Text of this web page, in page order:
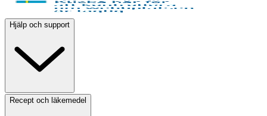
Hjälp och support
Recept och läkemedel